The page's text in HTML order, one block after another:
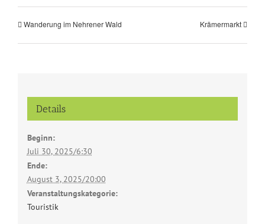
Wanderung im Nehrener Wald Krämermarkt
Details
Beginn:
Juli 30, 2025/6:30
Ende:
August 3, 2025/20:00
Veranstaltungskategorie:
Touristik